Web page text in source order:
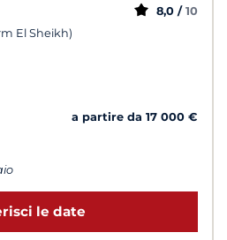
El Sheikh)
8,0 / 10
a partire da 17 000 €
le date